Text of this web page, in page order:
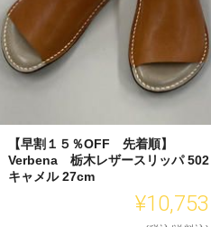
【早割１５％OFF 先着順】
Verbena 栃木レザースリッパ 502
キャメル 27cm
¥10,753